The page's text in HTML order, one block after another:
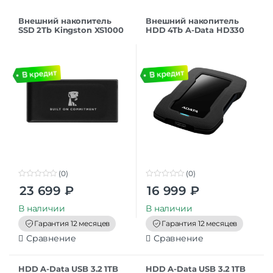
Внешний накопитель
SSD 2Tb Kingston XS1000
o
t
o
f
5
(0)
23 699 ₽
В наличии
Гарантия 12 месяцев
Сравнение
Внешний накопитель
HDD 4Tb A-Data HD330
t
o
f
5
(0)
16 999 ₽
В наличии
Гарантия 12 месяцев
Сравнение
HDD A-Data USB 3.2 1TB
HDD A-Data USB 3.2 1TB